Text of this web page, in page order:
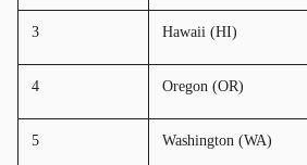
3 Hawaii (HI)
4 Oregon (OR)
5 Washington (WA)